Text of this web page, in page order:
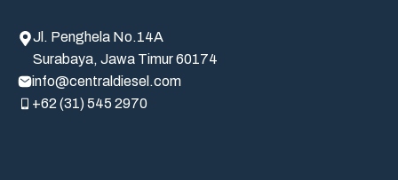
Jl. Penghela No.14A
Surabaya, Jawa Timur 60174
info@centraldiesel.com
+62 (31) 545 2970